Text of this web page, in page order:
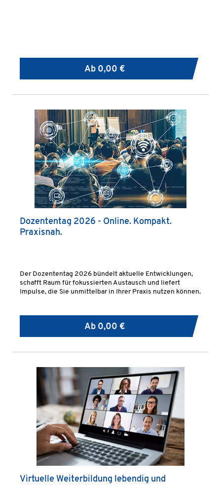
Ab 0,00 €
Dozententag 2026 - Online. Kompakt.
Praxisnah.
Der Dozententag 2026 bündelt aktuelle Entwicklungen,
schafft Raum für fokussierten Austausch und liefert
Impulse, die Sie unmittelbar in Ihrer Praxis nutzen können.
Ab 0,00 €
Virtuelle Weiterbildung lebendig und